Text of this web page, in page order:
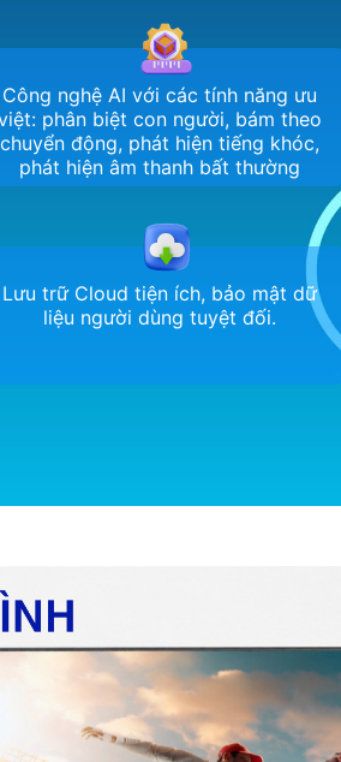
Công nghệ AI với các tính năng ưu
phân biệt con người, bám theo
chuyển động, phát hiện tiếng khóc,
phát hiện âm thanh bất thường
Lưu trữ Cloud tiện ích, bảo mật dữ
liệu người dùng tuyệt đối.